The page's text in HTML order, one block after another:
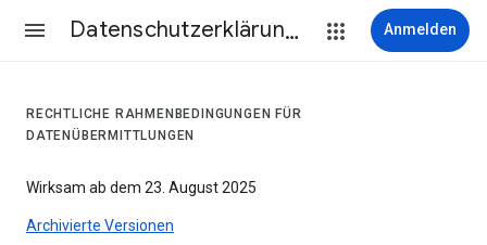
Datenschutzerklärung & Nutzungsbedingungen Anmelden
RECHTLICHE RAHMENBEDINGUNGEN FÜR
DATENÜBERMITTLUNGEN
Wirksam ab dem 23. August 2025
Archivierte Versionen